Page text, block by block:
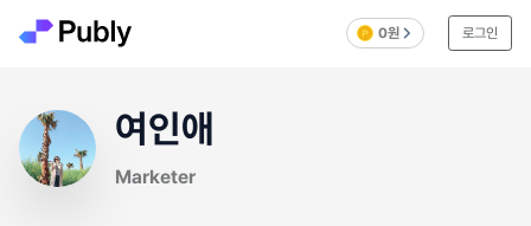
0원 로그인
여인애
Marketer